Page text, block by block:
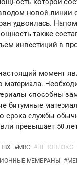
которой
новой
удвоилась.
также
инвестиций в
момент
материала.
способны
битумные
срока службы
превышает 50
#MRC #ПЕНОПЛЭКС
МЕМБРАНЫ #